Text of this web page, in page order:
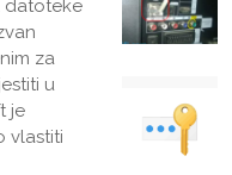
datoteke
za
u
je
vlastiti